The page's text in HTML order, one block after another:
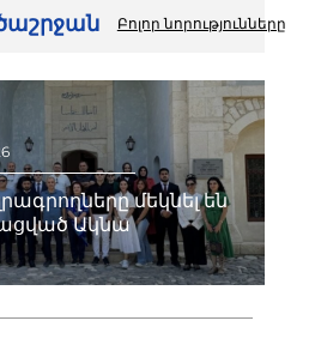
Բոլոր նորությունները
մեկնել են
Ակնա